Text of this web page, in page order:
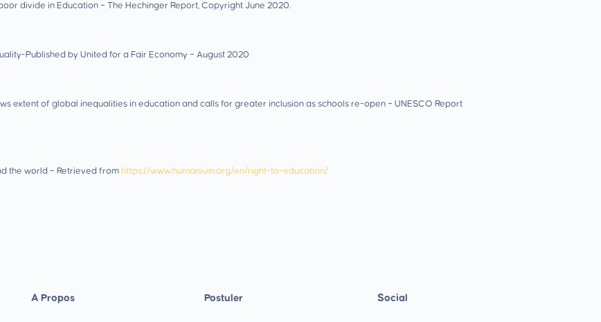
divide in Education – The Hechinger Report, Copyright June 2020.
Published by United for a Fair Economy – August 2020
extent of global inequalities in education and calls for greater inclusion as schools re-open – UNESCO Report
the world – Retrieved from https://www.humanium.org/en/right-to-education/
A Propos Postuler Social